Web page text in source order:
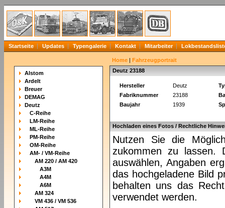
Startseite Updates Typengalerie Kontakt Mitarbeiter
Alstom
Ardelt
Breuer
DEMAG
Deutz
C-Reihe
LM-Reihe
ML-Reihe
PM-Reihe
OM-Reihe
AM- / VM-Reihe
AM 220 / AM 420
A3M
A4M
A6M
AM 324
VM 436 / VM 536
Home | Fahrzeugportrait
Deutz 23188
Hersteller Deutz
Fabriknummer
23188
Baujahr
1939
Hochladen eines Fotos / Rechtliche
Nutzen Sie die
zukommen zu lassen.
auswählen, Angaben
das hochgeladene Bild
behalten uns das
verwendet werden.